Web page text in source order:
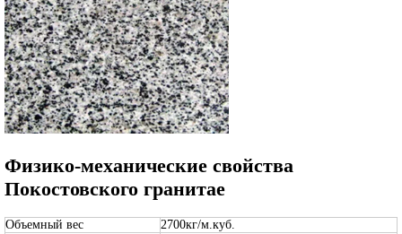
Физико-механические свойства
Покостовского гранитае
Объемный вес
2700кг/м.куб.